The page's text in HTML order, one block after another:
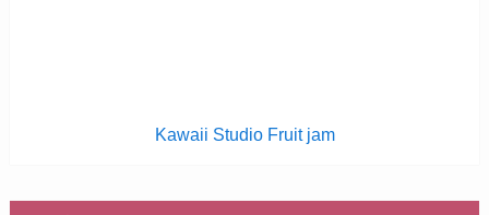
Kawaii Studio Fruit jam